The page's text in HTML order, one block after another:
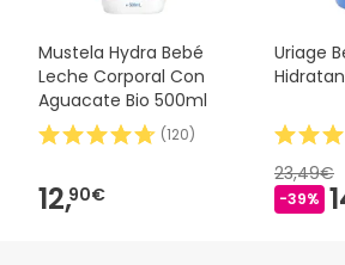
Mustela Hydra Bebé
Leche Corporal Con
Aguacate Bio 500ml
(120)
12,90€
Uriage
23,49€
-39%